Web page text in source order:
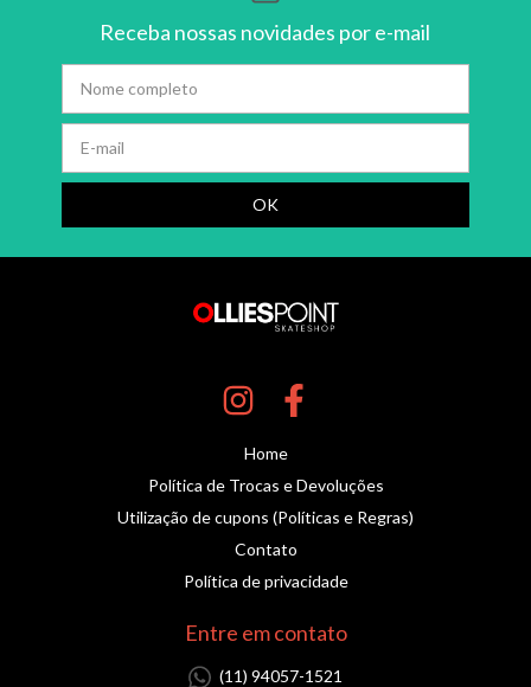
Receba nossas novidades por e-mail
Home
Política de Trocas e Devoluções
Utilização de cupons (Políticas e Regras)
Contato
Política de privacidade
Entre em contato
(11) 94057-1521